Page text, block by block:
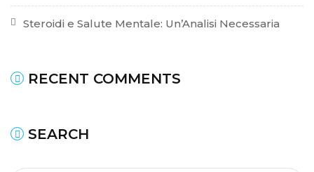
Steroidi e Salute Mentale: Un’Analisi Necessaria
RECENT COMMENTS
SEARCH